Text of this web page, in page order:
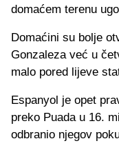
domaćem terenu
Domaćini su bolje
Gonzaleza već u
malo pored lijeve
Espanyol je opet
preko Puada u 16.
odbranio njegov